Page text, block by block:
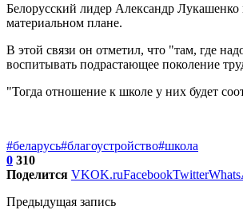
Белорусский лидер Александр
материальном плане.
В этой связи он отметил, что "там, где
воспитывать подрастающее поколение
"Тогда отношение к школе у них будет
#беларусь#благоустройство#школа
0 310
Поделится VKOK.ruFacebookTwitter
Предыдущая запись